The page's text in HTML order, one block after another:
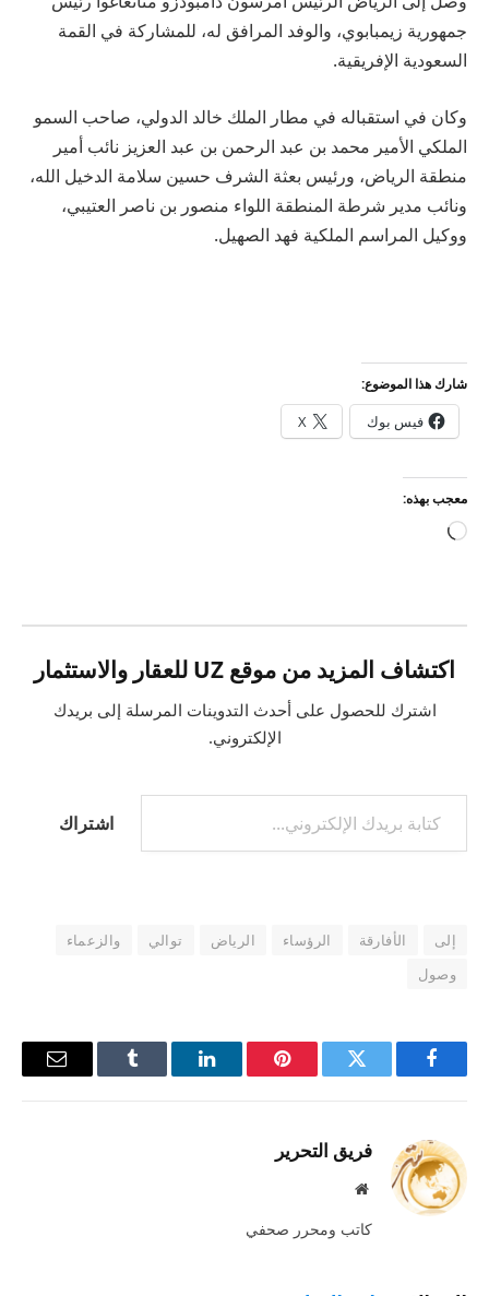
جمهورية زيمبابوي، والوفد المرافق له، للمشاركة في القمة
السعودية الإفريقية.
وكان في استقباله في مطار الملك خالد الدولي، صاحب السمو
الملكي الأمير محمد بن عبد الرحمن بن عبد العزيز نائب أمير
منطقة الرياض، ورئيس بعثة الشرف حسين سلامة الدخيل الله،
ونائب مدير شرطة المنطقة اللواء منصور بن ناصر العتيبي،
ووكيل المراسم الملكية فهد الصهيل.
شارك هذا الموضوع:
فيس بوك X
معجب بهذه:
جاري
اكتشاف المزيد من موقع UZ للعقار والاستثمار
اشترك للحصول على أحدث التدوينات المرسلة إلى بريدك
الإلكتروني.
كتابة بريدك الإلكتروني...
اشتراك
إلى الأفارقة الرؤساء الرياض توالي
والزعماء
وصول
فيسبوك تويتر بينتيريستلينكدإن Tumblr
البريد
فريق التحرير
موقع
كاتب ومحرر صحفي